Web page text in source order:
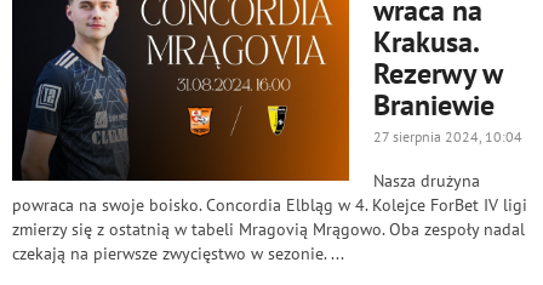
wraca na
Krakusa.
Rezerwy w
Braniewie
27 sierpnia 2024, 10:04
Nasza drużyna
powraca na swoje boisko. Concordia Elbląg w 4. Kolejce ForBet IV ligi
zmierzy się z ostatnią w tabeli Mragovią Mrągowo. Oba zespoły nadal
czekają na pierwsze zwycięstwo w sezonie. ...